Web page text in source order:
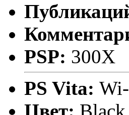
PSP: 300X
PS Vita: